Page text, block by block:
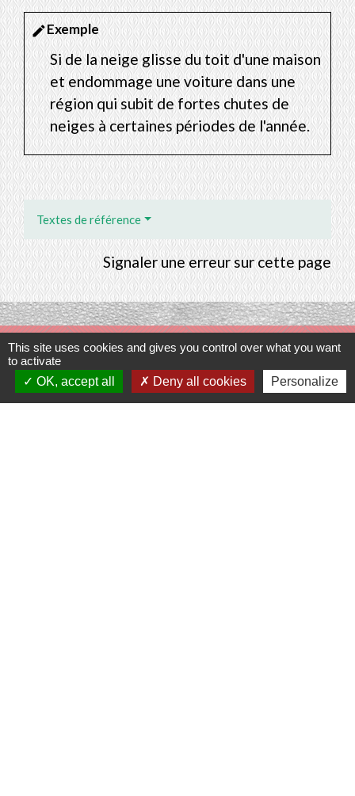
editExemple
Si de la neige glisse du toit d'une maison
et endommage une voiture dans une
région qui subit de fortes chutes de
neiges à certaines périodes de l'année.
Textes de référence
Signaler une erreur sur cette page
Contacts
Commune de Prunay-Cassereau
11, rue de l'Hôtel de Ville
This site uses cookies and gives you control over what you want
to activate
OK, accept all
Deny all cookies Personalize